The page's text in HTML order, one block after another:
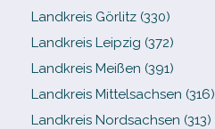
Landkreis Görlitz (330)
Landkreis Leipzig (372)
Landkreis Meißen (391)
Landkreis Mittelsachsen (316)
Landkreis Nordsachsen (313)